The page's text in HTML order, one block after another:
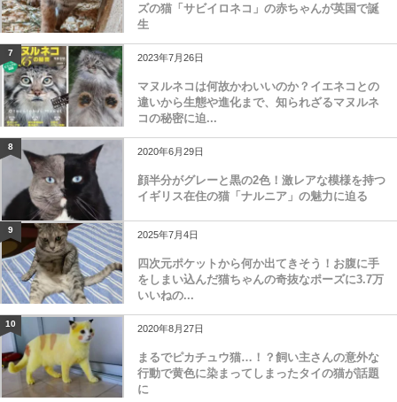
ズの猫「サビイロネコ」の赤ちゃんが英国で誕
生
7 2023年7月26日
マヌルネコは何故かわいいのか？イエネコとの
違いから生態や進化まで、知られざるマヌルネ
コの秘密に迫...
8 2020年6月29日
顔半分がグレーと黒の2色！激レアな模様を持つ
イギリス在住の猫「ナルニア」の魅力に迫る
9 2025年7月4日
四次元ポケットから何か出てきそう！お腹に手
をしまい込んだ猫ちゃんの奇抜なポーズに3.7万
いいねの...
10 2020年8月27日
まるでピカチュウ猫…！？飼い主さんの意外な
行動で黄色に染まってしまったタイの猫が話題
に